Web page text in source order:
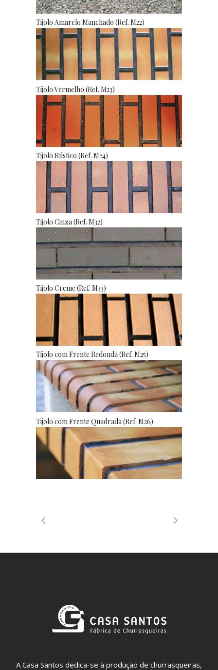
Tijolo Amarelo Manchado (Ref. M22)
Tijolo Vermelho (Ref. M23)
Tijolo Rústico (Ref. M24)
Tijolo Cinza (Ref. M32)
Tijolo Creme (Ref. M33)
Tijolo com Frente Redonda (Ref. M25)
Tijolo com Frente Quadrada (Ref. M26)
A Casa Santos dedica-se à produção de churrasqueiras,